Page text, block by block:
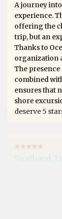
A journey
experience.
offering the
trip, but an
Thanks to
organization
The
combined
ensures that
shore
deserve 5
por Michael
sailed along the Artic ice pack